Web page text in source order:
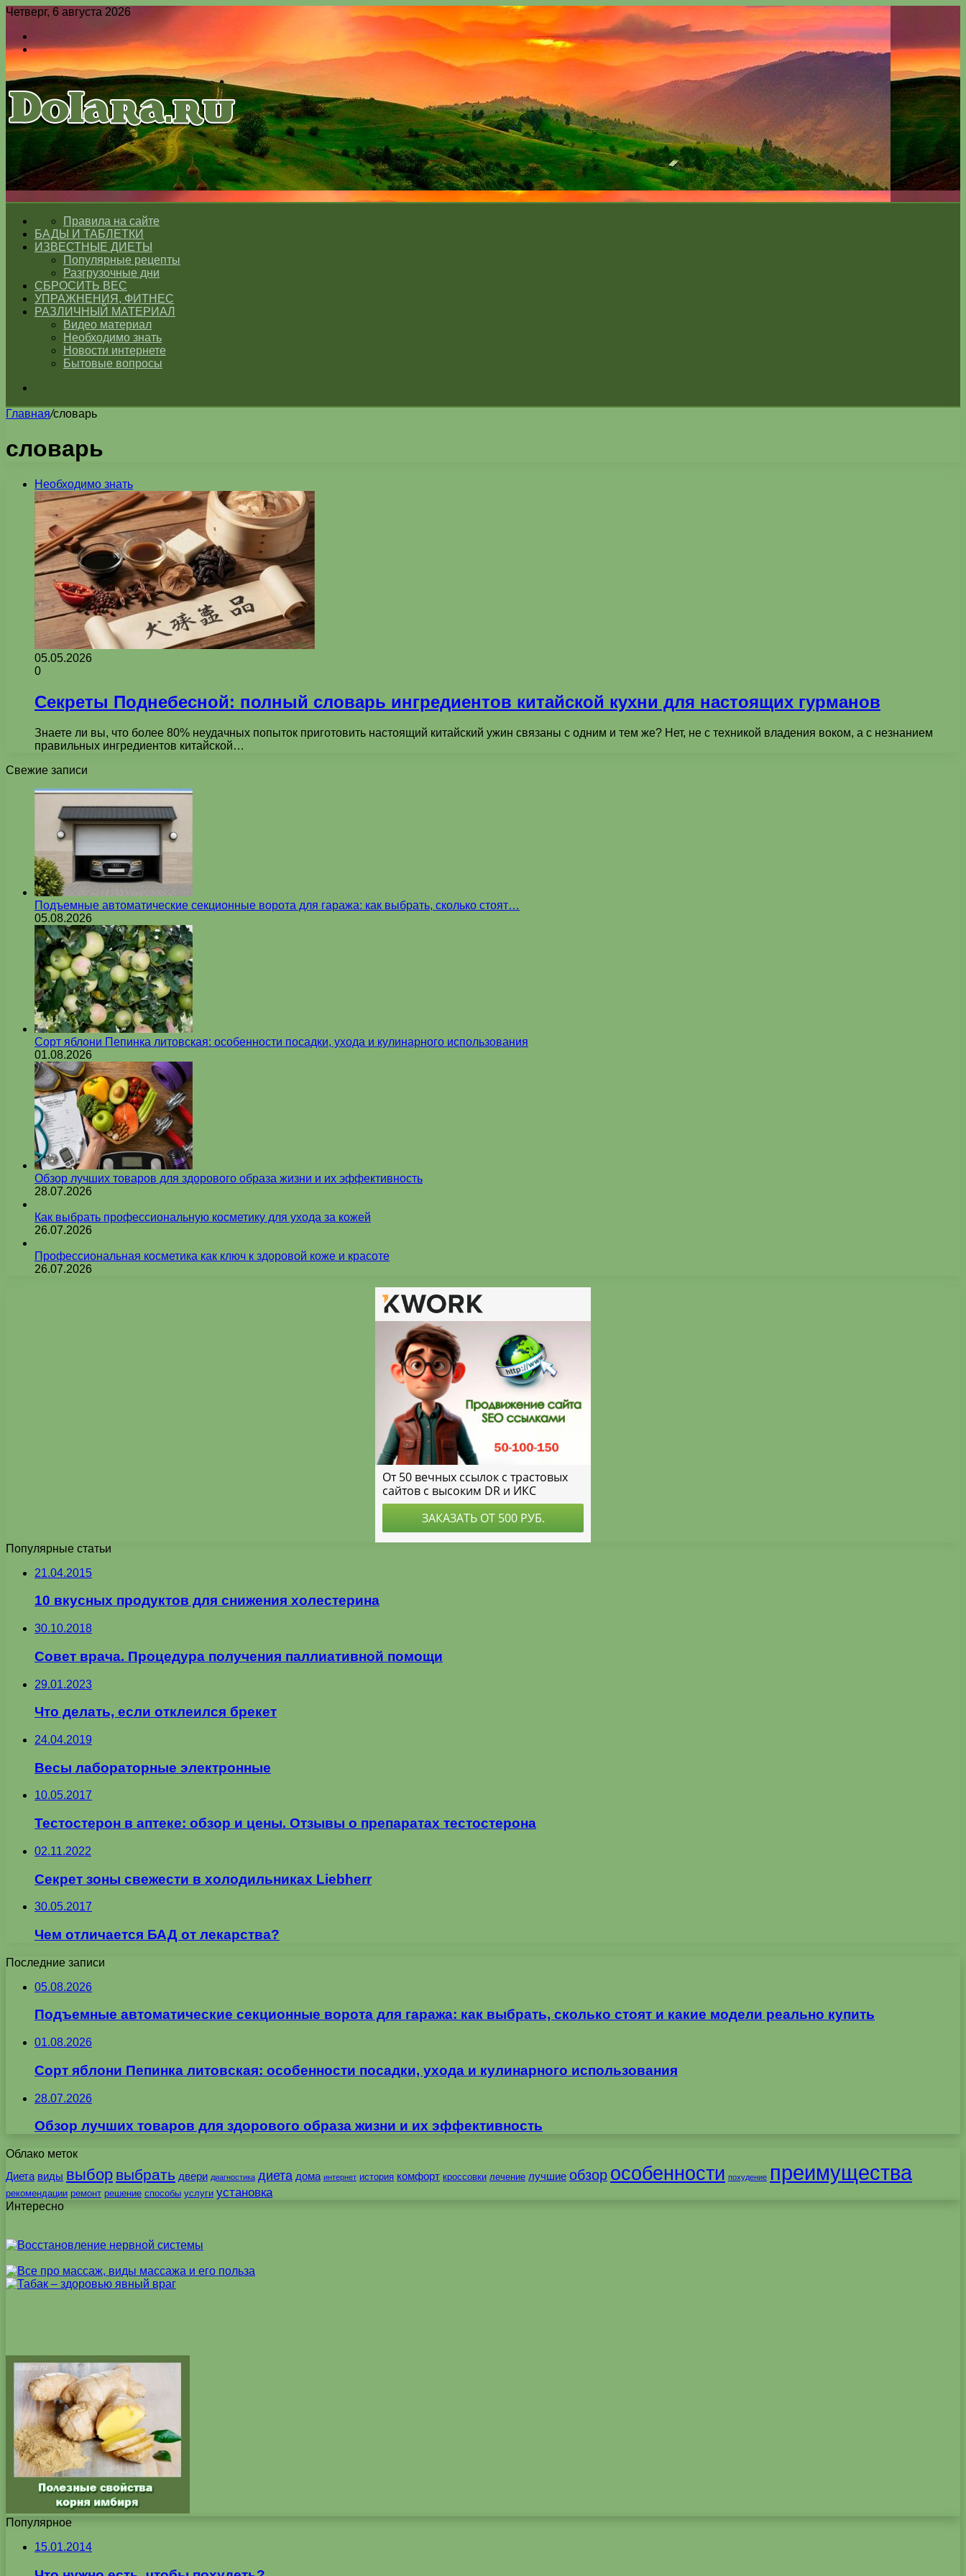
Четверг, 6 августа 2026
Switch
skin
Меню
Switch
ГЛАВНАЯПравила на сайте
БАДЫ И ТАБЛЕТКИ
ИЗВЕСТНЫЕ ДИЕТЫ
Популярные рецепты
Разгрузочные дни
СБРОСИТЬ ВЕС
УПРАЖНЕНИЯ, ФИТНЕС
РАЗЛИЧНЫЙ МАТЕРИАЛ
Видео материал
Необходимо знать
Новости интернете
Бытовые вопросы
Главная/словарь
словарь
Необходимо знать
05.05.2026
0
Секреты Поднебесной: полный словарь ингредиентов китайской кухни для настоящих гурманов
Знаете ли вы, что более 80% неудачных попыток приготовить настоящий китайский ужин связаны с одним и тем же? Нет, не с техникой владения воком, а с незнанием
правильных ингредиентов китайской…
Свежие записи
Подъемные автоматические секционные ворота для гаража: как выбрать, сколько стоят…
05.08.2026
Сорт яблони Пепинка литовская: особенности посадки, ухода и кулинарного использования
01.08.2026
Обзор лучших товаров для здорового образа жизни и их эффективность
28.07.2026
Как выбрать профессиональную косметику для ухода за кожей
26.07.2026
Профессиональная косметика как ключ к здоровой коже и красоте
26.07.2026
Популярные статьи
21.04.2015
10 вкусных продуктов для снижения холестерина
30.10.2018
Совет врача. Процедура получения паллиативной помощи
29.01.2023
Что делать, если отклеился брекет
24.04.2019
Весы лабораторные электронные
10.05.2017
Тестостерон в аптеке: обзор и цены. Отзывы о препаратах тестостерона
02.11.2022
Секрет зоны свежести в холодильниках Liebherr
30.05.2017
Чем отличается БАД от лекарства?
Последние записи
05.08.2026
Подъемные автоматические секционные ворота для гаража: как выбрать, сколько стоят и какие модели реально купить
01.08.2026
Сорт яблони Пепинка литовская: особенности посадки, ухода и кулинарного использования
28.07.2026
Обзор лучших товаров для здорового образа жизни и их эффективность
Облако меток
Диета виды выбор выбрать двери диагностика диета дома интернет история комфорт кроссовки лечение лучшие обзор особенности похудение преимущества
рекомендации ремонт решение способы услуги установка
Интересно
Популярное
15.01.2014